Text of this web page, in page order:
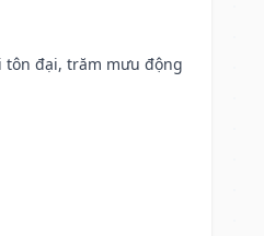
tôn đại, trăm mưu động